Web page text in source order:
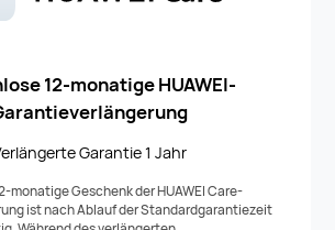
12-monatige HUAWEI-
Garantie 1 Jahr
monatige Geschenk der HUAWEI Care-
ist nach Ablauf der Standardgarantiezeit